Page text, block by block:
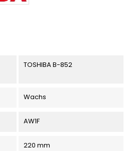
TOSHIBA B-852
Wachs
AW1F
220 mm